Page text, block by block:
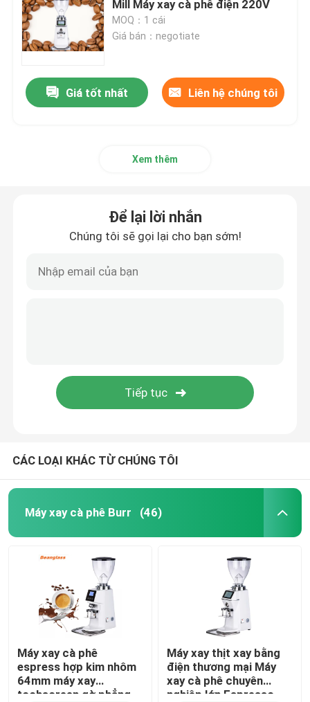
Máy pha cà phê viên nang
Máy tạo bọt sữa tự động
Mill Máy xay cà phê điện 220V
MOQ：1 cái
Giá bán：negotiate
Giá tốt nhất Liên hệ chúng tôi
Xem thêm
Để lại lời nhắn
Chúng tôi sẽ gọi lại cho bạn sớm!
CÁC LOẠI KHÁC TỪ CHÚNG TÔI
Máy xay cà phê Burr (46)
Máy xay cà phê
espress hợp kim nhôm
64mm máy xay
tochscreen gờ phẳng
Máy xay thịt xay bằng
điện thương mại Máy
xay cà phê chuyên
nghiệp lớn Espresso